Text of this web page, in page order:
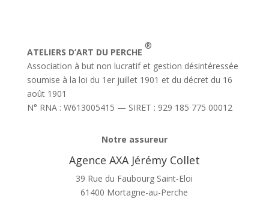
ATELIERS D’ART DU PERCHE
®
Association à but non lucratif et gestion désintéressée
soumise à la loi du 1er juillet 1901 et du décret du 16
août 1901
N° RNA : W613005415 — SIRET : 929 185 775 00012
Notre assureur
Agence AXA Jérémy Collet
39 Rue du Faubourg Saint-Eloi
61400 Mortagne-au-Perche